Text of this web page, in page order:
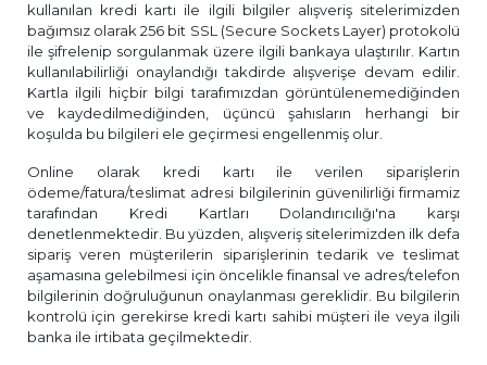
kullanılan kredi kartı ile ilgili bilgiler alışveriş sitelerimizden
bağımsız olarak 256 bit SSL (Secure Sockets Layer) protokolü
ile şifrelenip sorgulanmak üzere ilgili bankaya ulaştırılır. Kartın
kullanılabilirliği onaylandığı takdirde alışverişe devam edilir.
Kartla ilgili hiçbir bilgi tarafımızdan görüntülenemediğinden
ve kaydedilmediğinden, üçüncü şahısların herhangi bir
koşulda bu bilgileri ele geçirmesi engellenmiş olur.
Online olarak kredi kartı ile verilen siparişlerin
ödeme/fatura/teslimat adresi bilgilerinin güvenilirliği firmamiz
tarafından Kredi Kartları Dolandırıcılığı'na karşı
denetlenmektedir. Bu yüzden, alışveriş sitelerimizden ilk defa
sipariş veren müşterilerin siparişlerinin tedarik ve teslimat
aşamasına gelebilmesi için öncelikle finansal ve adres/telefon
bilgilerinin doğruluğunun onaylanması gereklidir. Bu bilgilerin
kontrolü için gerekirse kredi kartı sahibi müşteri ile veya ilgili
banka ile irtibata geçilmektedir.